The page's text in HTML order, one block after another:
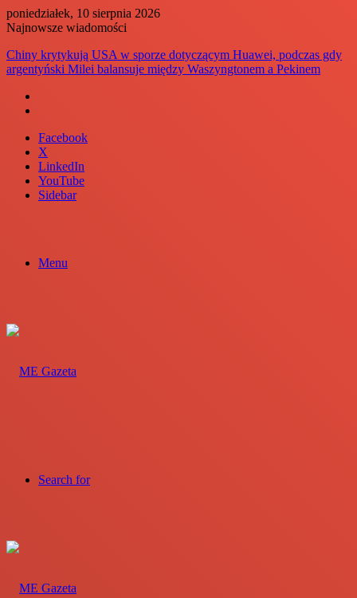
poniedziałek, 10 sierpnia 2026
Najnowsze wiadomości
Chiny krytykują USA w sporze dotyczącym Huawei, podczas gdy
argentyński Milei balansuje między Waszyngtonem a Pekinem
Facebook
X
LinkedIn
YouTube
Sidebar
Menu
Search for